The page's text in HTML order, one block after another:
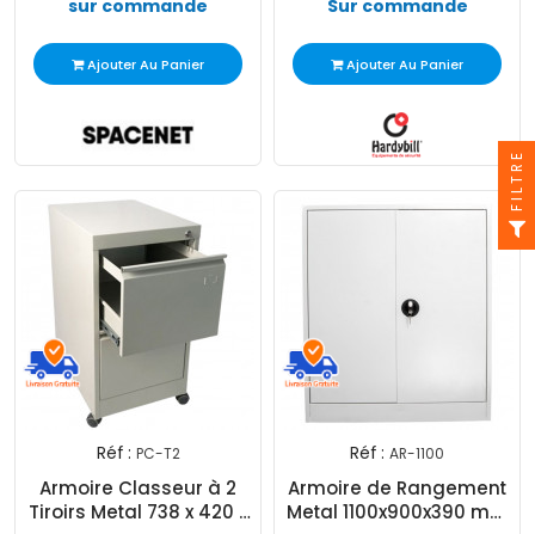
sur commande
Ajouter Au Panier
Sur commande
Ajouter Au Panier
Réf : PC-T2
Armoire Classeur à 2
Tiroirs Metal 738 x 420 x
Réf : AR-1100
Armoire de Rangement
Metal 1100x900x390 mm
FILTRE